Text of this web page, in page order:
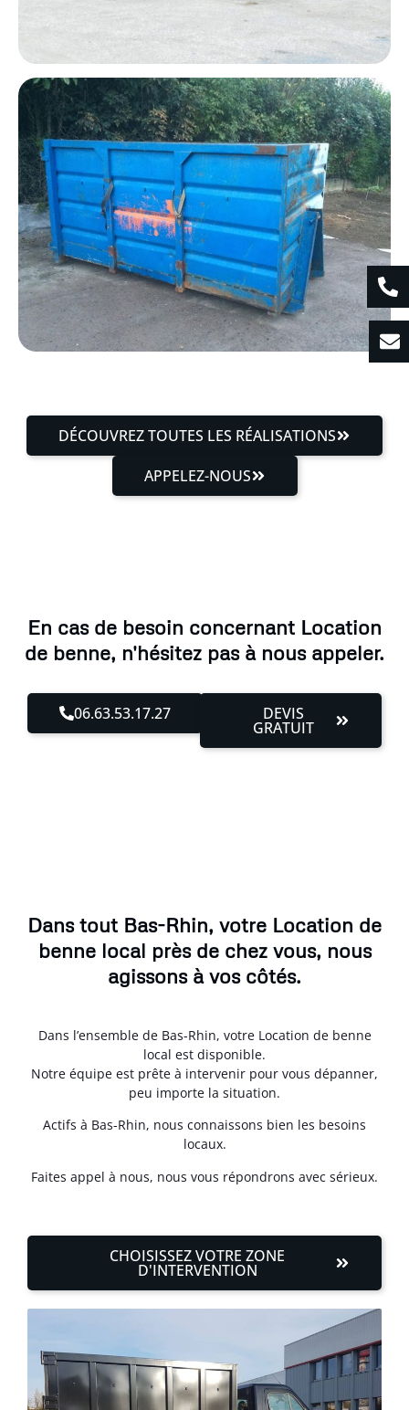
DÉCOUVREZ TOUTES LES RÉALISATIONS
APPELEZ-NOUS
En cas de besoin concernant Location
de benne, n'hésitez pas à nous appeler.
06.63.53.17.27 DEVIS
GRATUIT
Dans tout Bas-Rhin, votre Location de
benne local près de chez vous, nous
agissons à vos côtés.
Dans l’ensemble de Bas-Rhin, votre Location de benne
local est disponible.
Notre équipe est prête à intervenir pour vous dépanner,
peu importe la situation.
Actifs à Bas-Rhin, nous connaissons bien les besoins
locaux.
Faites appel à nous, nous vous répondrons avec sérieux.
CHOISISSEZ VOTRE ZONE
D'INTERVENTION